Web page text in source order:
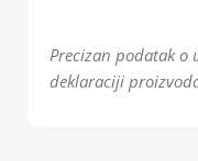
Precizan podatak o
deklaraciji